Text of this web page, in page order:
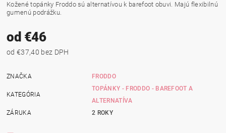
Kožené topánky Froddo sú alternatívou k barefoot obuvi. Majú flexibilnú
gumenú podrážku.
od €46
od €37,40 bez DPH
ZNAČKA FRODDO
KATEGÓRIA
TOPÁNKY - FRODDO - BAREFOOT A
ALTERNATÍVA
ZÁRUKA
2 ROKY